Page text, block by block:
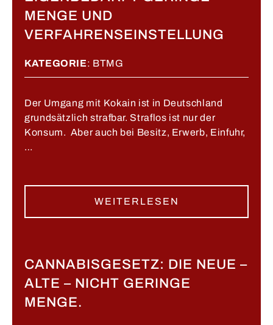
MENGE UND
VERFAHRENSEINSTELLUNG
KATEGORIE: BTMG
Der Umgang mit Kokain ist in Deutschland
grundsätzlich strafbar. Straflos ist nur der
Konsum. Aber auch bei Besitz, Erwerb, Einfuhr,
…
WEITERLESEN
CANNABISGESETZ: DIE NEUE –
ALTE – NICHT GERINGE
MENGE.